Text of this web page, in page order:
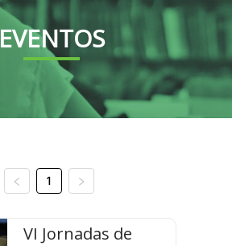
EVENTOS
1
VI Jornadas de